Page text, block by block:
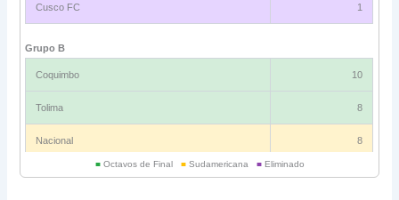
Cusco FC 1
Grupo B
Coquimbo 10
Tolima 8
Nacional 8
■Octavos de Final ■Sudamericana ■Eliminado